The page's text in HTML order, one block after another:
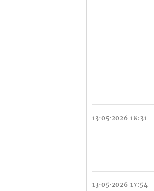
13·05·2026 18:31
13·05·2026 17:54